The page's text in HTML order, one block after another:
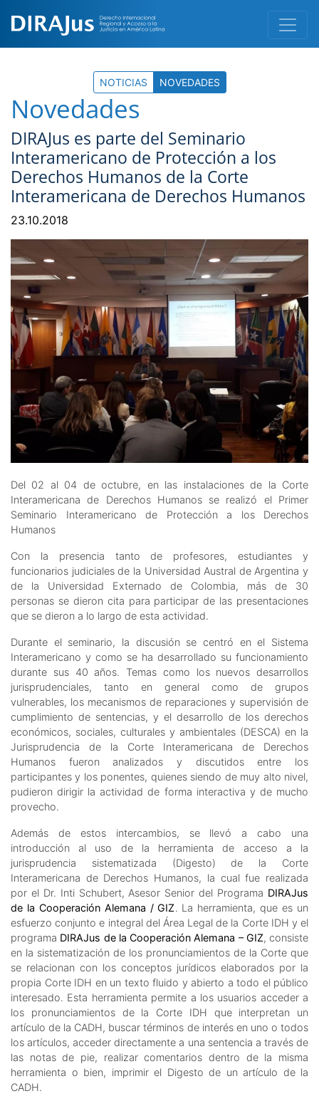
NOTICIAS NOVEDADES
Novedades
DIRAJus es parte del Seminario
Interamericano de Protección a los
Derechos Humanos de la Corte
Interamericana de Derechos Humanos
23.10.2018
Del 02 al 04 de octubre, en las instalaciones de la Corte
Interamericana de Derechos Humanos se realizó el Primer
Seminario Interamericano de Protección a los Derechos
Humanos
Con la presencia tanto de profesores, estudiantes y
funcionarios judiciales de la Universidad Austral de Argentina y
de la Universidad Externado de Colombia, más de 30
personas se dieron cita para participar de las presentaciones
que se dieron a lo largo de esta actividad.
Durante el seminario, la discusión se centró en el Sistema
Interamericano y como se ha desarrollado su funcionamiento
durante sus 40 años. Temas como los nuevos desarrollos
jurisprudenciales, tanto en general como de grupos
vulnerables, los mecanismos de reparaciones y supervisión de
cumplimiento de sentencias, y el desarrollo de los derechos
económicos, sociales, culturales y ambientales (DESCA) en la
Jurisprudencia de la Corte Interamericana de Derechos
Humanos fueron analizados y discutidos entre los
participantes y los ponentes, quienes siendo de muy alto nivel,
pudieron dirigir la actividad de forma interactiva y de mucho
provecho.
Además de estos intercambios, se llevó a cabo una
introducción al uso de la herramienta de acceso a la
jurisprudencia sistematizada (Digesto) de la Corte
Interamericana de Derechos Humanos, la cual fue realizada
por el Dr. Inti Schubert, Asesor Senior del Programa DIRAJus
de la Cooperación Alemana / GIZ. La herramienta, que es un
esfuerzo conjunto e integral del Área Legal de la Corte IDH y el
programa DIRAJus de la Cooperación Alemana – GIZ, consiste
en la sistematización de los pronunciamientos de la Corte que
se relacionan con los conceptos jurídicos elaborados por la
propia Corte IDH en un texto fluido y abierto a todo el público
interesado. Esta herramienta permite a los usuarios acceder a
los pronunciamientos de la Corte IDH que interpretan un
artículo de la CADH, buscar términos de interés en uno o todos
los artículos, acceder directamente a una sentencia a través de
las notas de pie, realizar comentarios dentro de la misma
herramienta o bien, imprimir el Digesto de un artículo de la
CADH.